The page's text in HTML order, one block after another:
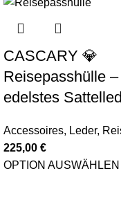
CASCARY 💎
Reisepasshülle –
edelstes
Accessoires, Leder,
225,00 €
OPTION AUSWÄHLEN